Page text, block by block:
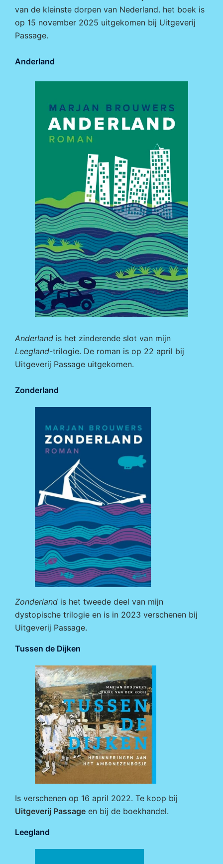
van de kleinste dorpen van Nederland. het boek is
op 15 november 2025 uitgekomen bij Uitgeverij
Passage.
Anderland
Anderland is het zinderende slot van mijn
Leegland-trilogie. De roman is op 22 april bij
Uitgeverij Passage uitgekomen.
Zonderland
Zonderland is het tweede deel van mijn
dystopische trilogie en is in 2023 verschenen bij
Uitgeverij Passage.
Tussen de Dijken
Is verschenen op 16 april 2022. Te koop bij
Uitgeverij Passage en bij de boekhandel.
Leegland